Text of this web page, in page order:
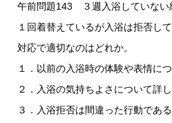
午前問題143 ３週入浴していない
１回着替えているが入浴は拒否して
対応で適切なのはどれか。
１．以前の入浴時の体験や表情に
２．入浴の気持ちよさについて詳し
３．入浴拒否は間違った行動であ